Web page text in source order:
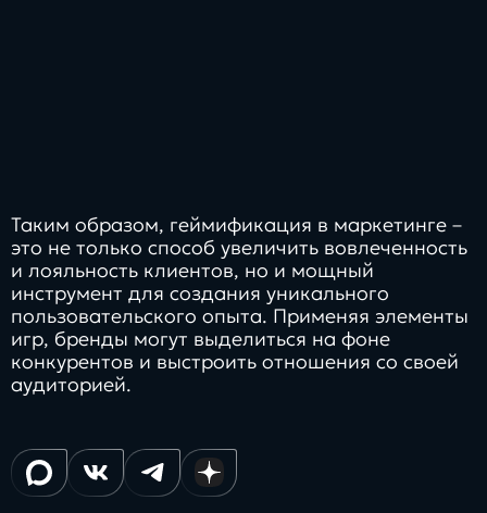
Таким образом, геймификация в маркетинге –
это не только способ увеличить вовлеченность
и лояльность клиентов, но и мощный
инструмент для создания уникального
пользовательского опыта. Применяя элементы
игр, бренды могут выделиться на фоне
конкурентов и выстроить отношения со своей
аудиторией.